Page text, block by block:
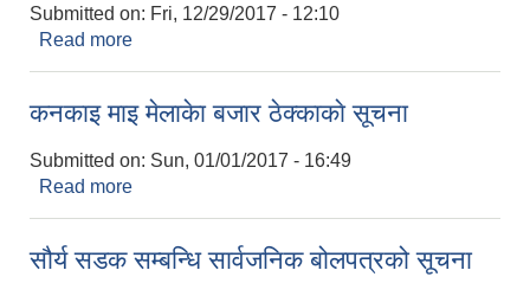
Submitted on: Fri, 12/29/2017 - 12:10
Read more
कनकाइ माइ मेलाकेा बजार ठेक्काकाे सूचना
Submitted on: Sun, 01/01/2017 - 16:49
Read more
सौर्य सडक सम्बन्धि सार्वजनिक बोलपत्रको सूचना